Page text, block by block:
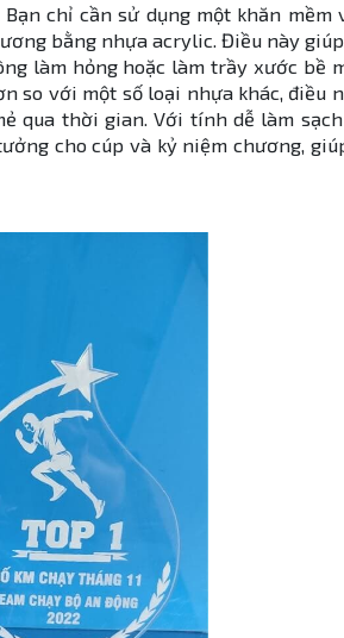
chỉ cần sử dụng một khăn mềm
bằng nhựa acrylic. Điều này
làm hỏng hoặc làm trầy xước bề
so với một số loại nhựa khác, điều
qua thời gian. Với tính dễ làm
cho cúp và kỷ niệm chương,